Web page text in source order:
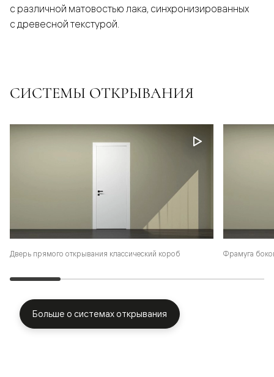
с различной матовостью лака, синхронизированных
с древесной текстурой.
СИСТЕМЫ ОТКРЫВАНИЯ
Дверь прямого открывания классический короб Фрамуга
Больше о системах открывания